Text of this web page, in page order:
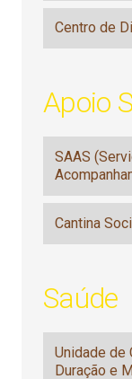
Centro de
Apoio
SAAS
Cantina
Saúde
Unidade de
Duração e